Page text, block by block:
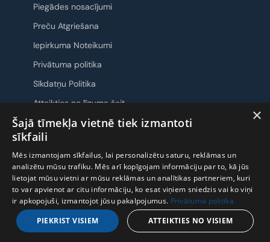
Piegādes nosacījumi
Preču Atgriešana
Iepirkuma Noteikumi
Privātuma politika
Sīkdatņu Politika
Atteikties no līguma šeit
Sazināsimies
2026 © GleznoPats.lv
×
Šajā tīmekļa vietnē tiek izmantoti
sīkfaili
Mēs izmantojam sīkfailus, lai personalizētu saturu, reklāmas un
analizētu mūsu trafiku. Mēs arī kopīgojam informāciju par to, kā jūs
lietojat mūsu vietni ar mūsu reklāmas un analītikas partneriem, kuri
to var apvienot ar citu informāciju, ko esat viņiem sniedzis vai ko viņi
ir apkopojuši, izmantojot jūsu pakalpojumus. Privātuma politika
PIEKRIST VISIEM
ATTEIKTIES NO VISIEM